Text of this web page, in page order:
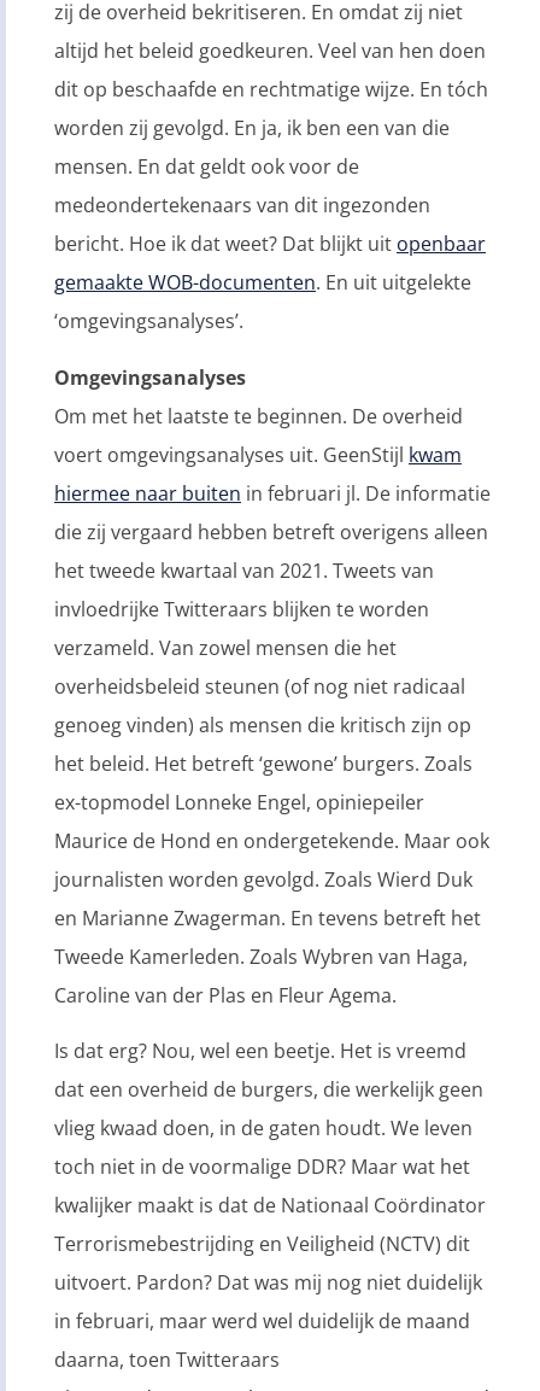
zij de overheid bekritiseren. En omdat zij niet
altijd het beleid goedkeuren. Veel van hen doen
dit op beschaafde en rechtmatige wijze. En tóch
worden zij gevolgd. En ja, ik ben een van die
mensen. En dat geldt ook voor de
medeondertekenaars van dit ingezonden
bericht. Hoe ik dat weet? Dat blijkt uit openbaar
gemaakte WOB-documenten. En uit uitgelekte
‘omgevingsanalyses’.
Omgevingsanalyses
Om met het laatste te beginnen. De overheid
voert omgevingsanalyses uit. GeenStijl kwam
hiermee naar buiten in februari jl. De informatie
die zij vergaard hebben betreft overigens alleen
het tweede kwartaal van 2021. Tweets van
invloedrijke Twitteraars blijken te worden
verzameld. Van zowel mensen die het
overheidsbeleid steunen (of nog niet radicaal
genoeg vinden) als mensen die kritisch zijn op
het beleid. Het betreft ‘gewone’ burgers. Zoals
ex-topmodel Lonneke Engel, opiniepeiler
Maurice de Hond en ondergetekende. Maar ook
journalisten worden gevolgd. Zoals Wierd Duk
en Marianne Zwagerman. En tevens betreft het
Tweede Kamerleden. Zoals Wybren van Haga,
Caroline van der Plas en Fleur Agema.
Is dat erg? Nou, wel een beetje. Het is vreemd
dat een overheid de burgers, die werkelijk geen
vlieg kwaad doen, in de gaten houdt. We leven
toch niet in de voormalige DDR? Maar wat het
kwalijker maakt is dat de Nationaal Coördinator
Terrorismebestrijding en Veiligheid (NCTV) dit
uitvoert. Pardon? Dat was mij nog niet duidelijk
in februari, maar werd wel duidelijk de maand
daarna, toen Twitteraars